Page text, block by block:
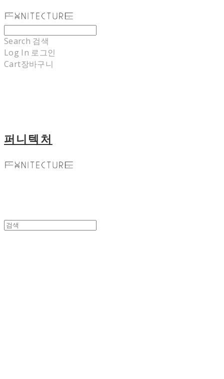
Search 검색
Log In 로그인
Cart장바구니
퍼니텍처